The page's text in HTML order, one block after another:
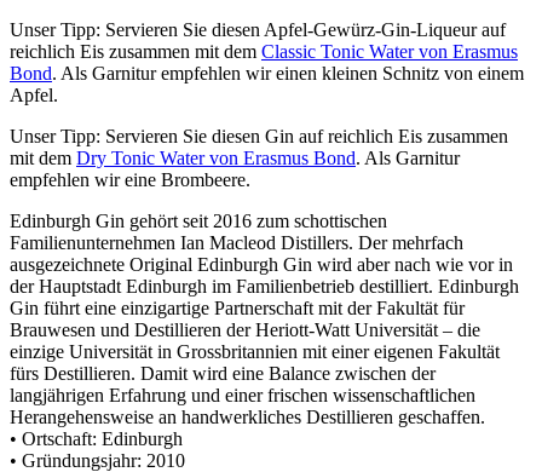
Unser Tipp: Servieren Sie diesen Apfel-Gewürz-Gin-Liqueur auf
reichlich Eis zusammen mit dem Classic Tonic Water von Erasmus
Bond. Als Garnitur empfehlen wir einen kleinen Schnitz von einem
Apfel.
Unser Tipp: Servieren Sie diesen Gin auf reichlich Eis zusammen
mit dem Dry Tonic Water von Erasmus Bond. Als Garnitur
empfehlen wir eine Brombeere.
Edinburgh Gin gehört seit 2016 zum schottischen
Familienunternehmen Ian Macleod Distillers. Der mehrfach
ausgezeichnete Original Edinburgh Gin wird aber nach wie vor in
der Hauptstadt Edinburgh im Familienbetrieb destilliert. Edinburgh
Gin führt eine einzigartige Partnerschaft mit der Fakultät für
Brauwesen und Destillieren der Heriott-Watt Universität – die
einzige Universität in Grossbritannien mit einer eigenen Fakultät
fürs Destillieren. Damit wird eine Balance zwischen der
langjährigen Erfahrung und einer frischen wissenschaftlichen
Herangehensweise an handwerkliches Destillieren geschaffen.
• Ortschaft: Edinburgh
• Gründungsjahr: 2010